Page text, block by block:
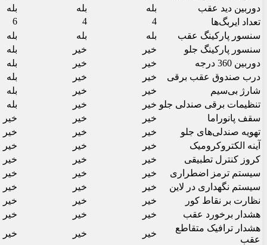
دوربین دید عقب
بله بله
بله
تعداد ایربگ‌ها
4
4
6
سنسور پارکینگ عقب
بله بله
بله
سنسور پارکینگ جلو
خیر خیر
بله
دوربین 360 درجه
خیر خیر
بله
درب صندوق عقب برقی
خیر خیر
بله
شارژ بی‌سیم
خیر خیر
بله
تنظیمات برقی صندلی جلو خیر خیر
بله
سقف پانوراما
خیر خیر
خیر
تهویه صندلی‌های جلو
خیر خیر
خیر
آینه الکتروکرومیک
خیر خیر
خیر
کروز کنترل تطبیقی
خیر خیر
خیر
سیستم ترمز اضطراری
خیر خیر
خیر
سیستم نگهداری در لاین
خیر خیر
خیر
نظارت بر نقاط کور
خیر خیر
خیر
هشدار برخورد عقب
خیر خیر
خیر
هشدار ترافیک متقاطع
عقب
خیر خیر خیر